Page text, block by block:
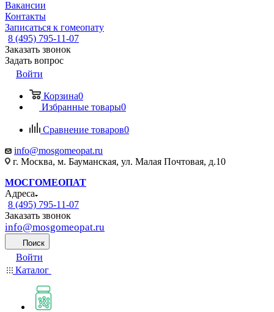
Вакансии
Контакты
Записаться к гомеопату
8 (495) 795-11-07
Заказать звонок
Задать вопрос
Войти
Корзина0
Избранные товары0
Сравнение товаров0
info@mosgomeopat.ru
г. Москва, м. Бауманская, ул. Малая Почтовая, д.10
МОСГОМЕОПАТ
Адреса
8 (495) 795-11-07
Заказать звонок
info@mosgomeopat.ru
Поиск
Войти
Каталог